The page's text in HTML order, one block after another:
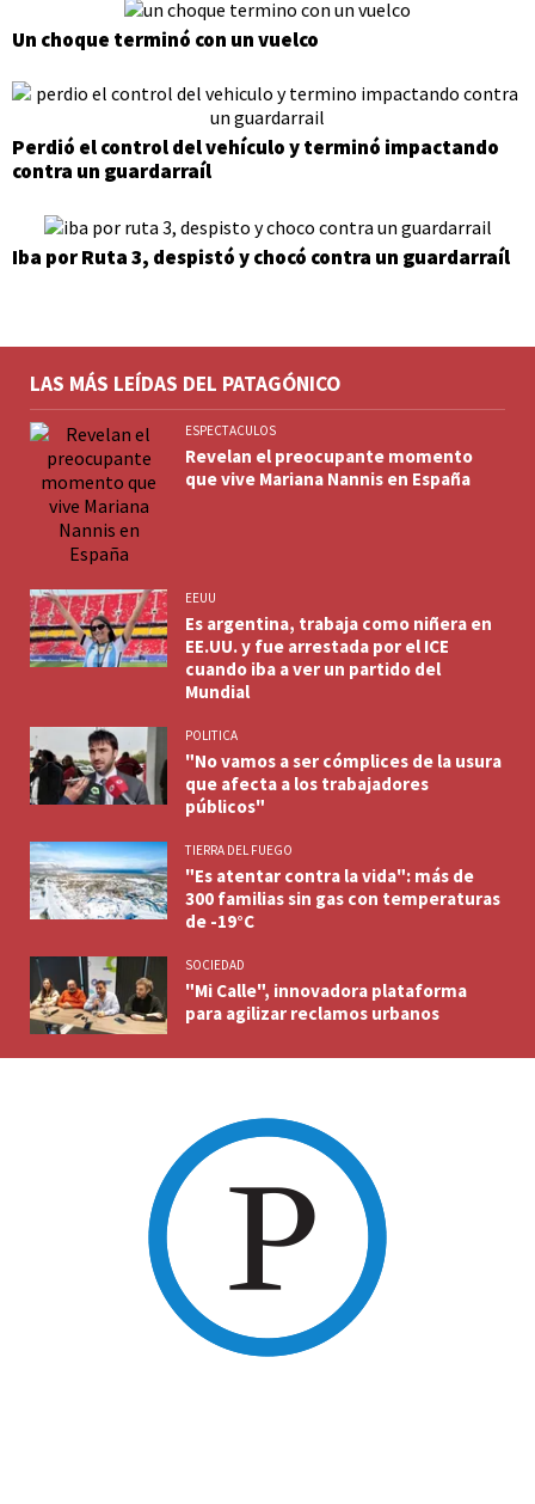
Un choque terminó con un vuelco
Perdió el control del vehículo y terminó impactando
contra un guardarraíl
Iba por Ruta 3, despistó y chocó contra un guardarraíl
LAS MÁS LEÍDAS DEL PATAGÓNICO
ESPECTACULOS
Revelan el preocupante momento
que vive Mariana Nannis en España
EEUU
Es argentina, trabaja como niñera en
EE.UU. y fue arrestada por el ICE
cuando iba a ver un partido del
Mundial
POLITICA
"No vamos a ser cómplices de la usura
que afecta a los trabajadores
públicos"
TIERRA DEL FUEGO
"Es atentar contra la vida": más de
300 familias sin gas con temperaturas
de -19°C
SOCIEDAD
"Mi Calle", innovadora plataforma
para agilizar reclamos urbanos